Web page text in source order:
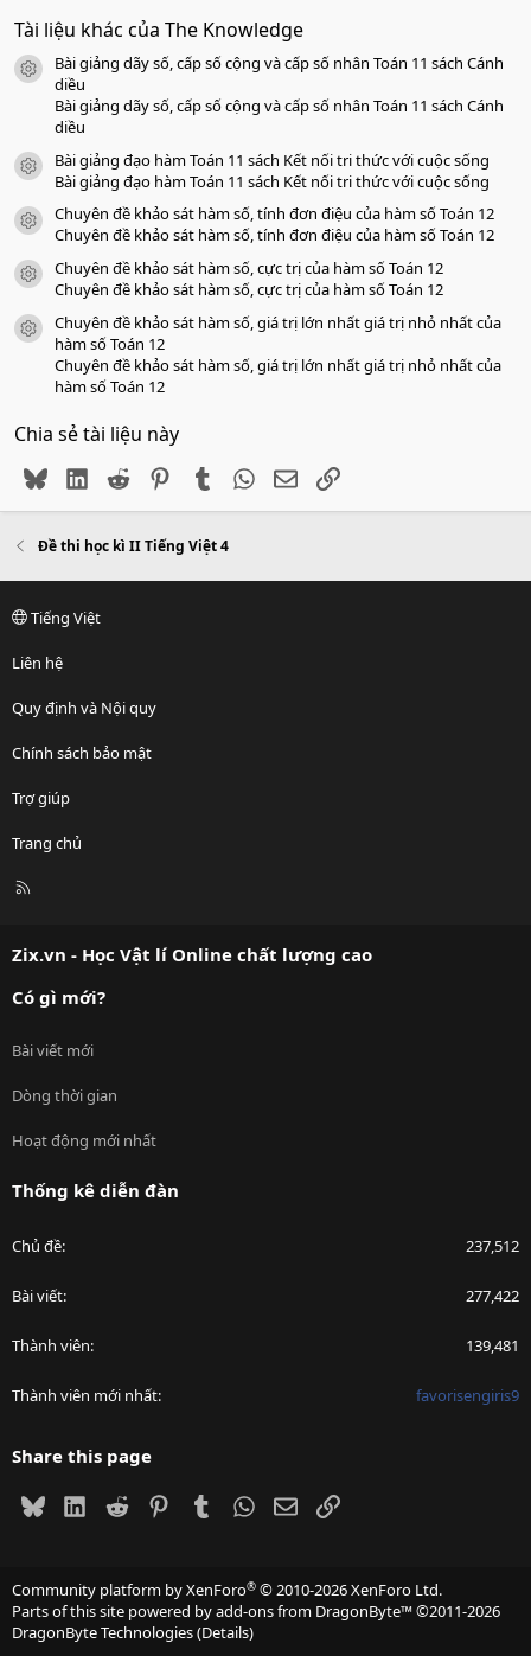
0
0
a
Tài liệu khác của The Knowledge
icon tài liệu
Bài giảng dãy số, cấp số cộng và cấp số nhân Toán 11 sách Cánh
diều
Bài giảng dãy số, cấp số cộng và cấp số nhân Toán 11 sách Cánh
diều
icon tài liệu
Bài giảng đạo hàm Toán 11 sách Kết nối tri thức với cuộc sống
Bài giảng đạo hàm Toán 11 sách Kết nối tri thức với cuộc sống
icon tài liệu
Chuyên đề khảo sát hàm số, tính đơn điệu của hàm số Toán 12
Chuyên đề khảo sát hàm số, tính đơn điệu của hàm số Toán 12
icon tài liệu
Chuyên đề khảo sát hàm số, cực trị của hàm số Toán 12
Chuyên đề khảo sát hàm số, cực trị của hàm số Toán 12
icon tài liệu
Chuyên đề khảo sát hàm số, giá trị lớn nhất giá trị nhỏ nhất của
hàm số Toán 12
Chuyên đề khảo sát hàm số, giá trị lớn nhất giá trị nhỏ nhất của
hàm số Toán 12
Chia sẻ tài liệu này
BlueskyLinkedIn
Reddit PinterestTumblr WhatsApp
EmailLink
Đề thi học kì II Tiếng Việt 4
Tiếng Việt
Liên hệ
Quy định và Nội quy
Chính sách bảo mật
Trợ giúp
Trang chủ
R
Zix.vn - Học Vật lí Online chất lượng cao
Có gì mới?
Bài viết mới
Dòng thời gian
Hoạt động mới nhất
Thống kê diễn đàn
Chủ đề 237,512
Bài viết 277,422
Thành viên 139,481
Thành viên mới nhất favorisengiris9
Share this page
BlueskyLinkedIn
Reddit PinterestTumblrWhatsApp
EmailLink
Community platform by XenForo® © 2010-2026 XenForo Ltd.
Parts of this site powered byadd-ons from DragonByte™©2011-2026
DragonByte Technologies(Details)